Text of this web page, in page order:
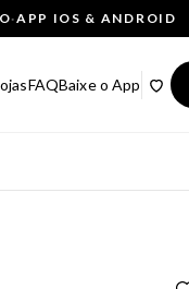
·APP IOS & ANDROID
FAQBaixe o App